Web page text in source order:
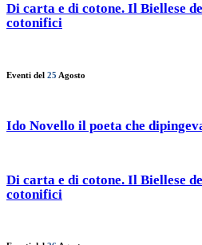
Di carta e di cotone. Il Biellese
cotonifici
Eventi del 25 Agosto
Ido Novello il poeta che
Di carta e di cotone. Il Biellese
cotonifici